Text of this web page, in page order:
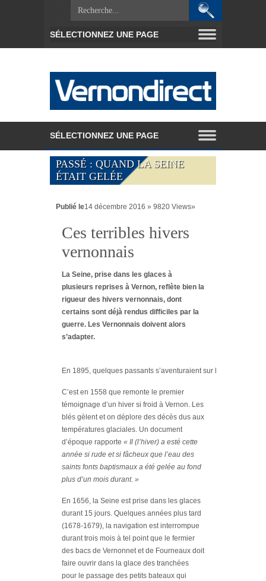
PASSÉ : QUAND LA SEINE
ÉTAIT GELÉE
Publié le14 décembre 2016 » 9820 Views»
Ces terribles hivers
vernonnais
La Seine, prise dans les glaces à
plusieurs reprises à Vernon, reflète bien la
rigueur des hivers vernonnais, dont
certains sont déjà rendus difficiles par la
guerre. Les Vernonnais doivent alors
s’adapter.
En 1895, quelques passants s’aventuraient sur la Seine,
C’est en 1558 que remonte le premier
témoignage d’un hiver si froid à Vernon. Les
blés gèlent et on déplore des décès dus aux
températures glaciales. Un document
d’époque rapporte « Il (l’hiver) a esté cette
année si rude et si fâcheux que l’eau des
saints fonts baptismaux a été gelée au fond
plus d’un mois durant. »
En 1656, la Seine est prise dans les glaces
durant 15 jours. Quelques années plus tard
(1678-1679), la navigation est interrompue
durant trois mois à tel point que le fermier
des bacs de Vernonnet et de Fourneaux doit
faire ouvrir dans la glace des tranchées
pour le passage des petits bateaux qui